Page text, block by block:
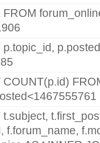
FROM
p.topic_id,
COUNT(p.id)
t.subject,
f.forum_name,